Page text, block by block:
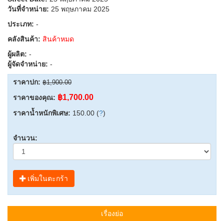
วันที่จำหน่าย: 25 พฤษภาคม 2025
ประเภท: -
คลังสินค้า: สินค้าหมด
ผู้ผลิต: -
ผู้จัดจำหน่าย: -
ราคาปก: ฿1,900.00
ราคาของคุณ: ฿1,700.00
ราคาน้ำหนักพิเศษ: 150.00 (?)
จำนวน:
เพิ่มในตะกร้า
เรื่องย่อ